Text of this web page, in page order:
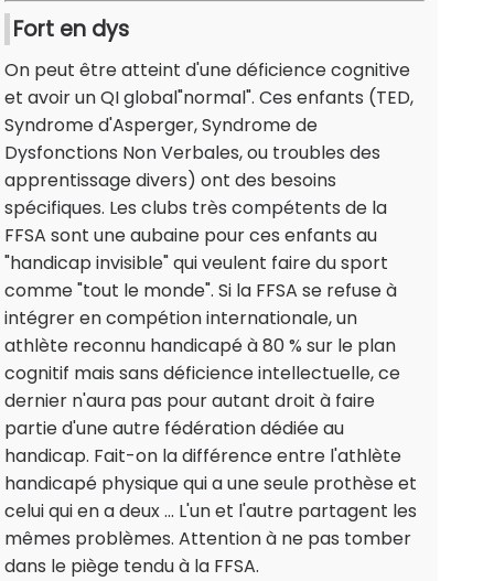
Fort en dys
On peut être atteint d'une déficience cognitive
et avoir un QI global"normal". Ces enfants (TED,
Syndrome d'Asperger, Syndrome de
Dysfonctions Non Verbales, ou troubles des
apprentissage divers) ont des besoins
spécifiques. Les clubs très compétents de la
FFSA sont une aubaine pour ces enfants au
"handicap invisible" qui veulent faire du sport
comme "tout le monde". Si la FFSA se refuse à
intégrer en compétion internationale, un
athlète reconnu handicapé à 80 % sur le plan
cognitif mais sans déficience intellectuelle, ce
dernier n'aura pas pour autant droit à faire
partie d'une autre fédération dédiée au
handicap. Fait-on la différence entre l'athlète
handicapé physique qui a une seule prothèse et
celui qui en a deux ... L'un et l'autre partagent les
mêmes problèmes. Attention à ne pas tomber
dans le piège tendu à la FFSA.